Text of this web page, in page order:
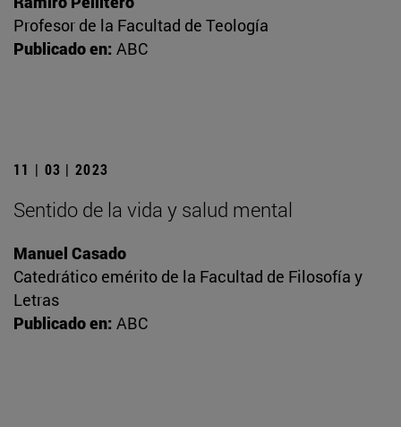
Profesor de la Facultad de Teología
Publicado en: ABC
11 | 03 | 2023
Sentido de la vida y salud mental
Manuel Casado
Catedrático emérito de la Facultad de Filosofía y
Letras
Publicado en: ABC